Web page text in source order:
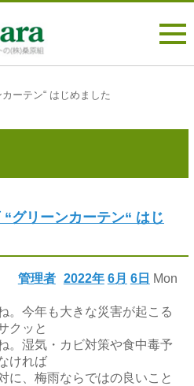
ーテン“ はじめました
グリーンカーテン“ はじ
2022年 6月 6日 Mon
管理者
。今年も大きな災害が起こる
クッと
。湿気・カビ対策や食中毒予
ければ
に、梅雨ならではの良いこと